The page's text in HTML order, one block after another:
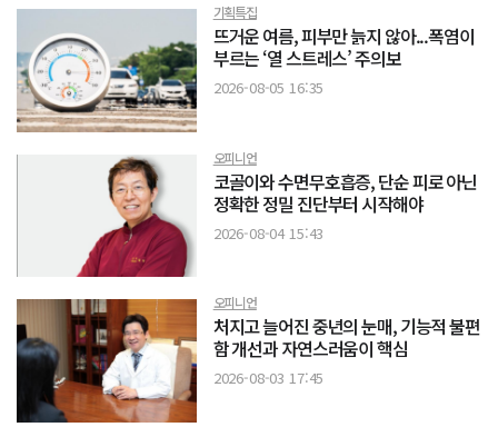
기획특집
뜨거운 여름, 피부만 늙지 않아...폭염이
부르는 ‘열 스트레스’ 주의보
2026-08-05 16:35
오피니언
코골이와 수면무호흡증, 단순 피로 아닌
정확한 정밀 진단부터 시작해야
2026-08-04 15:43
오피니언
처지고 늘어진 중년의 눈매, 기능적 불편
함 개선과 자연스러움이 핵심
2026-08-03 17:45